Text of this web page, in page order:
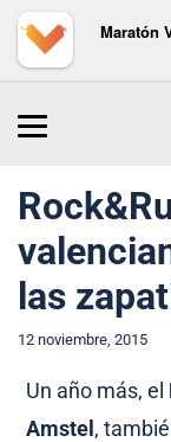
Maratón
las
12 noviembre, 2015
Un año más, el
Amstel ,